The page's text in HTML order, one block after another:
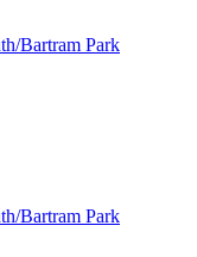
Bartram Park
Bartram Park